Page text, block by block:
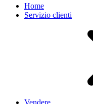
Home
Servizio clienti